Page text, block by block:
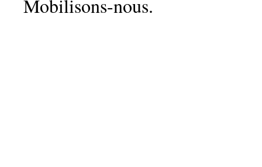
Mobilisons-nous.